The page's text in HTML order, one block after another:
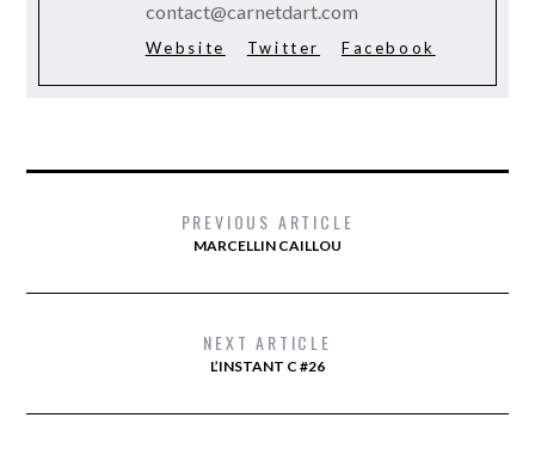
contact@carnetdart.com
Website Twitter Facebook
PREVIOUS ARTICLE
MARCELLIN CAILLOU
NEXT ARTICLE
L’INSTANT C #26